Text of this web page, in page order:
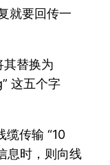
就要回传一
其替换为
这五个字
缆传输 “10
息时，则向线